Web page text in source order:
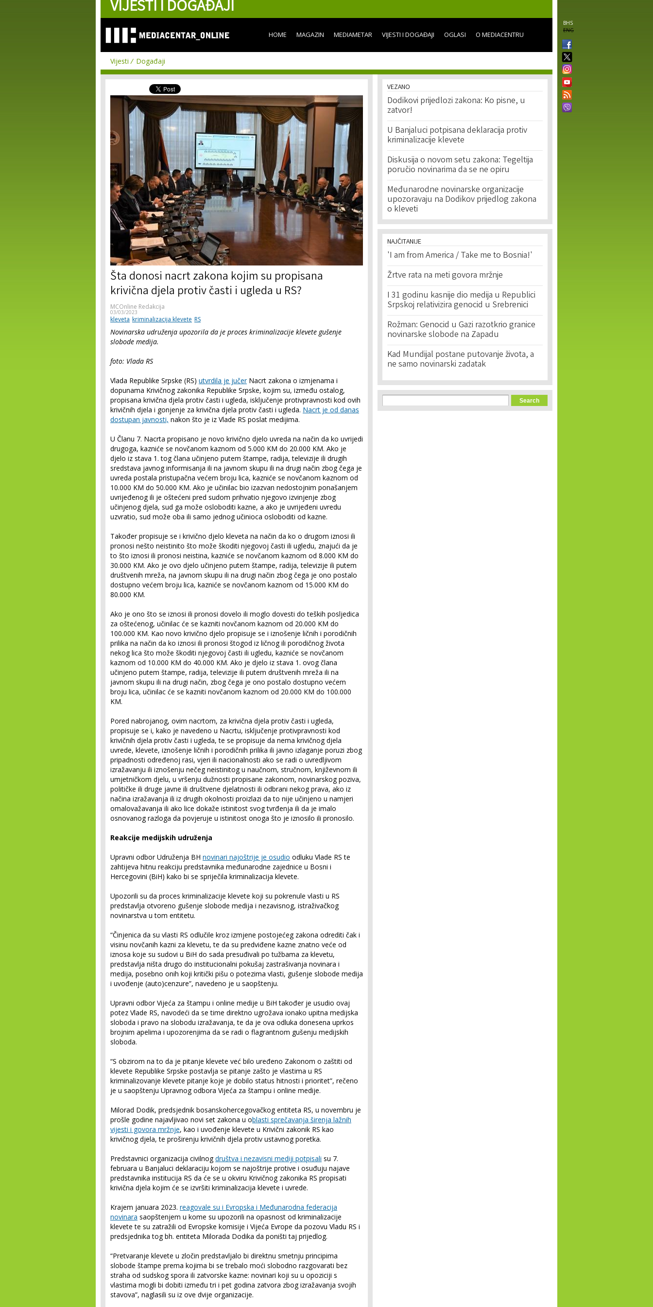
content
VIJESTI I DOGAĐAJI
BHS
ENG
HOME MAGAZIN MEDIAMETAR VIJESTI I DOGAĐAJI OGLASI O MEDIACENTRU
Vijesti Događaji
Šta donosi nacrt zakona kojim su propisana
krivična djela protiv časti i ugleda u RS?
MCOnline Redakcija
03/03/2023
kleveta kriminalizacija klevete RS
Novinarska udruženja upozorila da je proces kriminalizacije klevete gušenje
slobode medija.
foto: Vlada RS
Vlada Republike Srpske (RS) utvrdila je jučerNacrt zakona o izmjenama i
dopunama Krivičnog zakonika Republike Srpske, kojim su, između ostalog,
propisana krivična djela protiv časti i ugleda, isključenje protivpravnosti kod ovih
krivičnih djela i gonjenje za krivična djela protiv časti i ugleda. Nacrt je od danas
dostupan javnosti, nakon što je iz Vlade RS poslat medijima.
U Članu 7. Nacrta propisano je novo krivično djelo uvreda na način da ko uvrijedi
drugoga, kazniće se novčanom kaznom od 5.000 KM do 20.000 KM. Ako je
djelo iz stava 1. tog člana učinjeno putem štampe, radija, televizije ili drugih
sredstava javnog informisanja ili na javnom skupu ili na drugi način zbog čega je
uvreda postala pristupačna većem broju lica, kazniće se novčanom kaznom od
10.000 KM do 50.000 KM. Ako je učinilac bio izazvan nedostojnim ponašanjem
uvrijeđenog ili je oštećeni pred sudom prihvatio njegovo izvinjenje zbog
učinjenog djela, sud ga može osloboditi kazne, a ako je uvrijeđeni uvredu
uzvratio, sud može oba ili samo jednog učinioca osloboditi od kazne.
Također propisuje se i krivično djelo kleveta na način da ko o drugom iznosi ili
pronosi nešto neistinito što može škoditi njegovoj časti ili ugledu, znajući da je
to što iznosi ili pronosi neistina, kazniće se novčanom kaznom od 8.000 KM do
30.000 KM. Ako je ovo djelo učinjeno putem štampe, radija, televizije ili putem
društvenih mreža, na javnom skupu ili na drugi način zbog čega je ono postalo
dostupno većem broju lica, kazniće se novčanom kaznom od 15.000 KM do
80.000 KM.
Ako je ono što se iznosi ili pronosi dovelo ili moglo dovesti do teških posljedica
za oštećenog, učinilac će se kazniti novčanom kaznom od 20.000 KM do
100.000 KM. Kao novo krivično djelo propisuje se i iznošenje ličnih i porodičnih
prilika na način da ko iznosi ili pronosi štogod iz ličnog ili porodičnog života
nekog lica što može škoditi njegovoj časti ili ugledu, kazniće se novčanom
kaznom od 10.000 KM do 40.000 KM. Ako je djelo iz stava 1. ovog člana
učinjeno putem štampe, radija, televizije ili putem društvenih mreža ili na
javnom skupu ili na drugi način, zbog čega je ono postalo dostupno većem
broju lica, učinilac će se kazniti novčanom kaznom od 20.000 KM do 100.000
KM.
Pored nabrojanog, ovim nacrtom, za krivična djela protiv časti i ugleda,
propisuje se i, kako je navedeno u Nacrtu, isključenje protivpravnosti kod
krivičnih djela protiv časti i ugleda, te se propisuje da nema krivičnog djela
uvrede, klevete, iznošenje ličnih i porodičnih prilika ili javno izlaganje poruzi zbog
pripadnosti određenoj rasi, vjeri ili nacionalnosti ako se radi o uvredljivom
izražavanju ili iznošenju nečeg neistinitog u naučnom, stručnom, književnom ili
umjetničkom djelu, u vršenju dužnosti propisane zakonom, novinarskog poziva,
političke ili druge javne ili društvene djelatnosti ili odbrani nekog prava, ako iz
načina izražavanja ili iz drugih okolnosti proizlazi da to nije učinjeno u namjeri
omalovažavanja ili ako lice dokaže istinitost svog tvrđenja ili da je imalo
osnovanog razloga da povjeruje u istinitost onoga što je iznosilo ili pronosilo.
Reakcije medijskih udruženja
Upravni odbor Udruženja BH novinari najoštrije je osudio odluku Vlade RS te
zahtijeva hitnu reakciju predstavnika međunarodne zajednice u Bosni i
Hercegovini (BiH) kako bi se spriječila kriminalizacija klevete.
Upozorili su da proces kriminalizacije klevete koji su pokrenule vlasti u RS
predstavlja otvoreno gušenje slobode medija i nezavisnog, istraživačkog
novinarstva u tom entitetu.
“Činjenica da su vlasti RS odlučile kroz izmjene postojećeg zakona odrediti čak i
visinu novčanih kazni za klevetu, te da su predviđene kazne znatno veće od
iznosa koje su sudovi u BiH do sada presuđivali po tužbama za klevetu,
predstavlja ništa drugo do institucionalni pokušaj zastrašivanja novinara i
medija, posebno onih koji kritički pišu o potezima vlasti, gušenje slobode medija
i uvođenje (auto)cenzure”, navedeno je u saopštenju.
Upravni odbor Vijeća za štampu i online medije u BiH također je usudio ovaj
potez Vlade RS, navodeći da se time direktno ugrožava ionako upitna medijska
sloboda i pravo na slobodu izražavanja, te da je ova odluka donesena uprkos
brojnim apelima i upozorenjima da se radi o flagrantnom gušenju medijskih
sloboda.
“S obzirom na to da je pitanje klevete već bilo uređeno Zakonom o zaštiti od
klevete Republike Srpske postavlja se pitanje zašto je vlastima u RS
kriminalizovanje klevete pitanje koje je dobilo status hitnosti i prioritet”, rečeno
je u saopštenju Upravnog odbora Vijeća za štampu i online medije.
Milorad Dodik, predsjednik bosanskohercegovačkog entiteta RS, u novembru je
prošle godine najavljivao novi set zakona u oblasti sprečavanja širenja lažnih
vijesti i govora mržnje, kao i uvođenje klevete u Krivični zakonik RS kao
krivičnog djela, te proširenju krivičnih djela protiv ustavnog poretka.
Predstavnici organizacija civilnogdruštva i nezavisni mediji potpisali su 7.
februara u Banjaluci deklaraciju kojom se najoštrije protive i osuđuju najave
predstavnika institucija RS da će se u okviru Krivičnog zakonika RS propisati
krivična djela kojim će se izvršiti kriminalizacija klevete i uvrede.
Krajem januara 2023. reagovale su i Evropska i Međunarodna federacija
novinara saopštenjem u kome su upozorili na opasnost od kriminalizacije
klevete te su zatražili od Evropske komisije i Vijeća Evrope da pozovu Vladu RS i
predsjednika tog bh. entiteta Milorada Dodika da poništi taj prijedlog.
“Pretvaranje klevete u zločin predstavljalo bi direktnu smetnju principima
slobode štampe prema kojima bi se trebalo moći slobodno razgovarati bez
straha od sudskog spora ili zatvorske kazne: novinari koji su u opoziciji s
vlastima mogli bi dobiti između tri i pet godina zatvora zbog izražavanja svojih
stavova”, naglasili su iz ove dvije organizacije.
VEZANO
Dodikovi prijedlozi zakona: Ko pisne, u
zatvor!
U Banjaluci potpisana deklaracija protiv
kriminalizacije klevete
Diskusija o novom setu zakona: Tegeltija
poručio novinarima da se ne opiru
Međunarodne novinarske organizacije
upozoravaju na Dodikov prijedlog zakona
o kleveti
NAJČITANIJE
'I am from America / Take me to Bosnia!'
Žrtve rata na meti govora mržnje
I 31 godinu kasnije dio medija u Republici
Srpskoj relativizira genocid u Srebrenici
Rožman: Genocid u Gazi razotkrio granice
novinarske slobode na Zapadu
Kad Mundijal postane putovanje života, a
ne samo novinarski zadatak
Search form
Search